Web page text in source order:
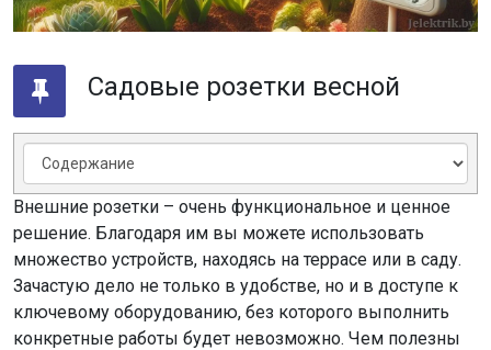
Садовые розетки весной
Внешние розетки – очень функциональное и ценное
решение. Благодаря им вы можете использовать
множество устройств, находясь на террасе или в саду.
Зачастую дело не только в удобстве, но и в доступе к
ключевому оборудованию, без которого выполнить
конкретные работы будет невозможно. Чем полезны